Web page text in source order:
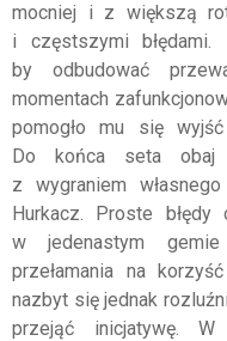
mocniej i z większą
i częstszymi
by odbudować
momentach
pomogło mu się
Do końca seta obaj
z wygraniem
Hurkacz. Proste
w jedenastym
przełamania na
nazbyt się jednak
przejąć inicjatywę.